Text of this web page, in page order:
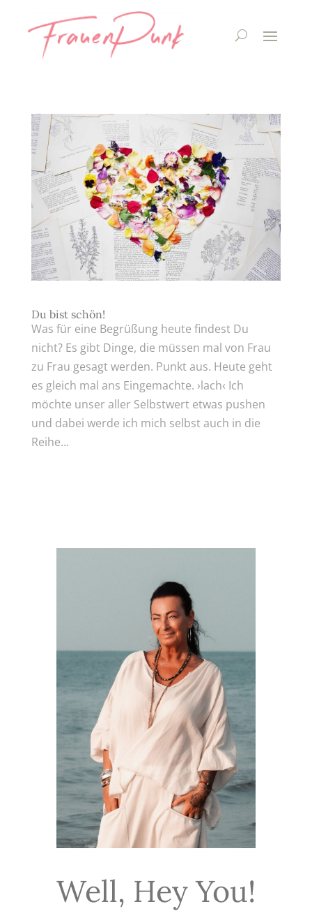
Du bist schön!
Was für eine Begrüßung heute findest Du
nicht? Es gibt Dinge, die müssen mal von Frau
zu Frau gesagt werden. Punkt aus. Heute geht
es gleich mal ans Eingemachte. ›lach‹ Ich
möchte unser aller Selbstwert etwas pushen
und dabei werde ich mich selbst auch in die
Reihe...
Well, Hey You!